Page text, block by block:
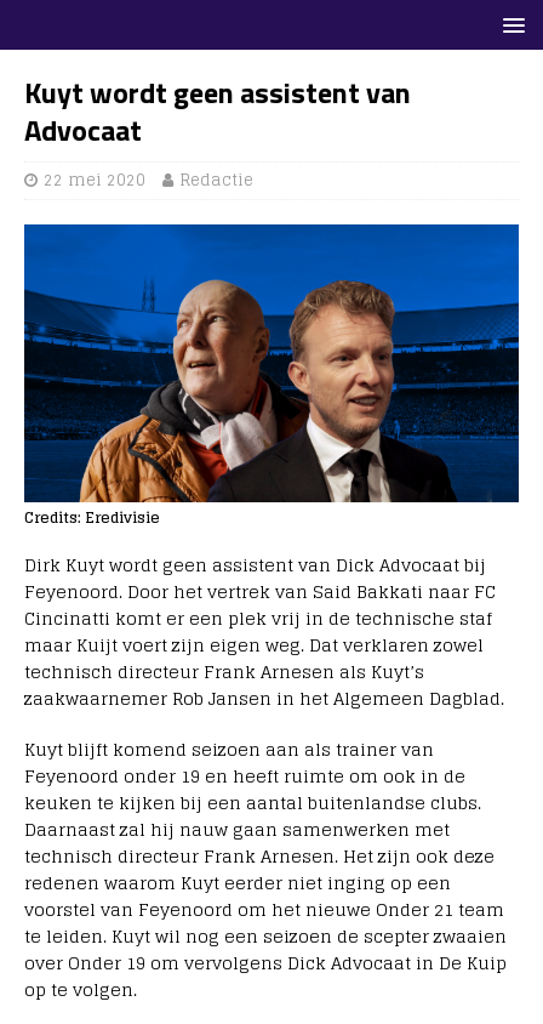
Kuyt wordt geen assistent van
Advocaat
22 mei 2020 Redactie
Credits: Eredivisie
Dirk Kuyt wordt geen assistent van Dick Advocaat bij
Feyenoord. Door het vertrek van Said Bakkati naar FC
Cincinatti komt er een plek vrij in de technische staf
maar Kuijt voert zijn eigen weg. Dat verklaren zowel
technisch directeur Frank Arnesen als Kuyt’s
zaakwaarnemer Rob Jansen in het Algemeen Dagblad.
Kuyt blijft komend seizoen aan als trainer van
Feyenoord onder 19 en heeft ruimte om ook in de
keuken te kijken bij een aantal buitenlandse clubs.
Daarnaast zal hij nauw gaan samenwerken met
technisch directeur Frank Arnesen. Het zijn ook deze
redenen waarom Kuyt eerder niet inging op een
voorstel van Feyenoord om het nieuwe Onder 21 team
te leiden. Kuyt wil nog een seizoen de scepter zwaaien
over Onder 19 om vervolgens Dick Advocaat in De Kuip
op te volgen.